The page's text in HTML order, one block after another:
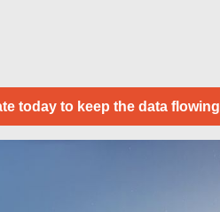
today to keep the data flowing